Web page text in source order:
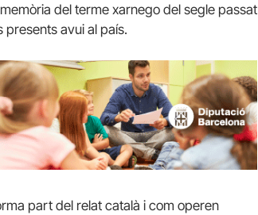
del terme xarnego del segle passat
presents avui al país.
part del relat català i com operen